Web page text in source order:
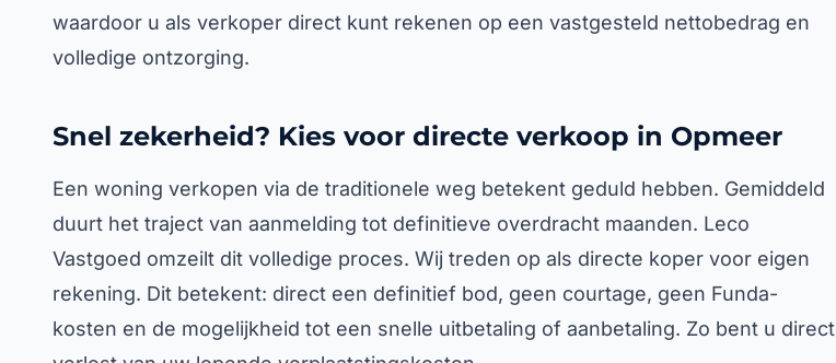
waardoor u als verkoper direct kunt rekenen op een vastgesteld nettobedrag en
volledige ontzorging.
Snel zekerheid? Kies voor directe verkoop in Opmeer
Een woning verkopen via de traditionele weg betekent geduld hebben. Gemiddeld
duurt het traject van aanmelding tot definitieve overdracht maanden. Leco
Vastgoed omzeilt dit volledige proces. Wij treden op als directe koper voor eigen
rekening. Dit betekent: direct een definitief bod, geen courtage, geen Funda-
kosten en de mogelijkheid tot een snelle uitbetaling of aanbetaling. Zo bent u direct